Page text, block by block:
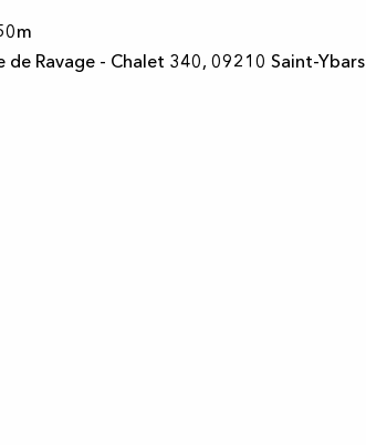
de Ravage - Chalet 340, 09210 Saint-Ybars